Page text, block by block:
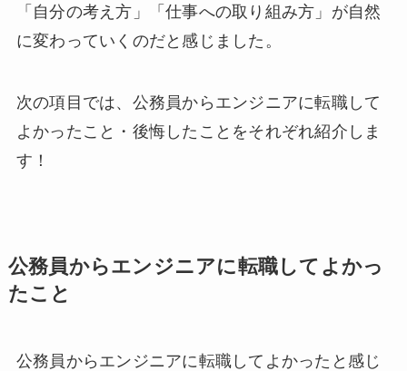
「自分の考え方」「仕事への取り組み方」が自然
に変わっていくのだと感じました。
次の項目では、公務員からエンジニアに転職して
よかったこと・後悔したことをそれぞれ紹介しま
す！
公務員からエンジニアに転職してよかっ
たこと
公務員からエンジニアに転職してよかったと感じ